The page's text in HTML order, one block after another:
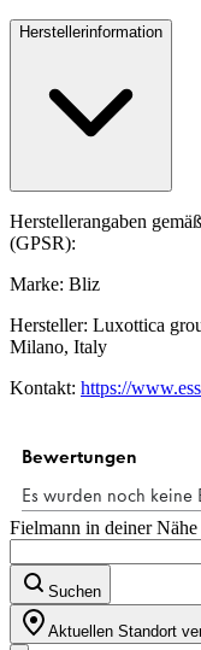
Herstellerinformation
Herstellerangaben
(GPSR):
Marke: Bliz
Hersteller: Luxottica
Milano, Italy
Kontakt: https://
Fielmann in deiner
Suchen
Aktuellen Standort